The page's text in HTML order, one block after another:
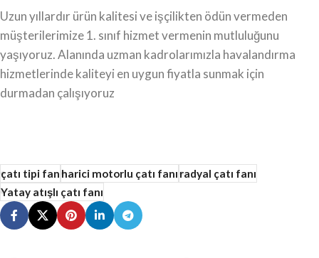
Uzun yıllardır ürün kalitesi ve işçilikten ödün vermeden
müşterilerimize 1. sınıf hizmet vermenin mutluluğunu
yaşıyoruz. Alanında uzman kadrolarımızla havalandırma
hizmetlerinde kaliteyi en uygun fiyatla sunmak için
durmadan çalışıyoruz
çatı tipi fanharici motorlu çatı fanıradyal çatı fanı
Yatay atışlı çatı fanı